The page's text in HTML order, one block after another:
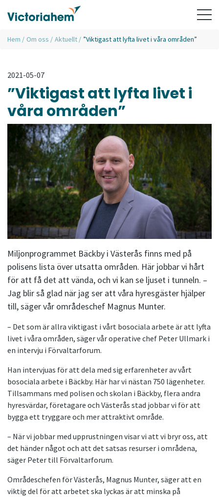
Hem / Om oss / Aktuellt / ”Viktigast att lyfta livet i våra områden”
2021-05-07
”Viktigast att lyfta livet i
våra områden”
Miljonprogrammet Bäckby i Västerås finns med på
polisens lista över utsatta områden. Här jobbar vi hårt
för att få det att vända, och vi kan se ljuset i tunneln. –
Jag blir så glad när jag ser att våra hyresgäster hjälper
till, säger vår områdeschef Magnus Munter.
– Det som är allra viktigast i vårt bosociala arbete är att lyfta
livet i våra områden, säger vår operative chef Peter Ullmark i
en intervju i Förvaltarforum.
Han intervjuas för att dela med sig erfarenheter av vårt
bosociala arbete i Bäckby. Här har vi nästan 750 lägenheter.
Tillsammans med polisen och skolan i Bäckby, flera andra
hyresvärdar, företagare och Västerås stad jobbar vi för att
bygga ett tryggare och mer attraktivt område.
– När vi jobbar med upprustningen visar vi att vi bryr oss, att
det händer något och att det satsas resurser i områdena,
säger Peter till Förvaltarforum.
Områdeschefen för Västerås, Magnus Munter, säger att en
viktig del för att arbetet ska lyckas är att minska på